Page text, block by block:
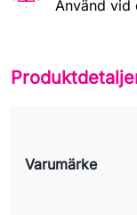
Använd vid
Varumärke